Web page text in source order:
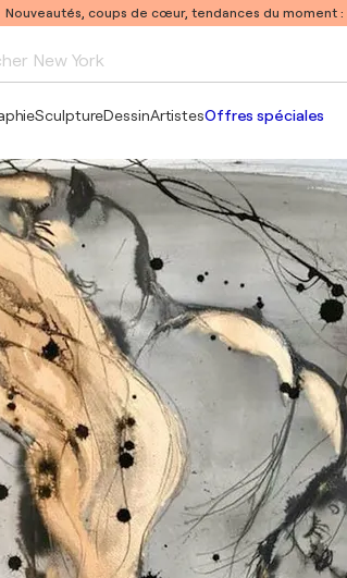
Nouveautés, coups de cœur, tendances du moment :
New York
Pablo Picasso
SculptureDessinArtistesOffres spéciales